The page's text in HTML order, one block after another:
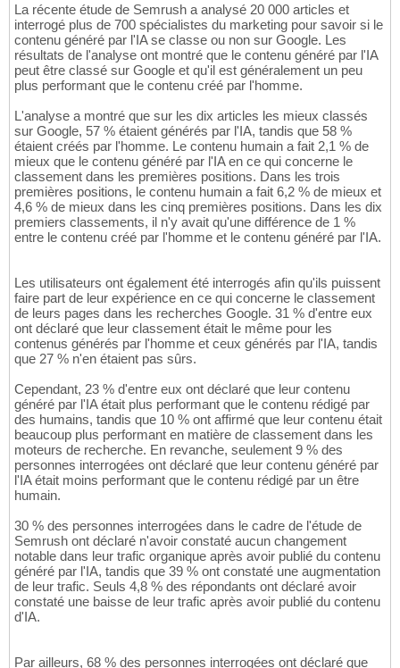
La récente étude de Semrush a analysé 20 000 articles et
interrogé plus de 700 spécialistes du marketing pour savoir si le
contenu généré par l'IA se classe ou non sur Google. Les
résultats de l'analyse ont montré que le contenu généré par l'IA
peut être classé sur Google et qu'il est généralement un peu
plus performant que le contenu créé par l'homme.
L'analyse a montré que sur les dix articles les mieux classés
sur Google, 57 % étaient générés par l'IA, tandis que 58 %
étaient créés par l'homme. Le contenu humain a fait 2,1 % de
mieux que le contenu généré par l'IA en ce qui concerne le
classement dans les premières positions. Dans les trois
premières positions, le contenu humain a fait 6,2 % de mieux et
4,6 % de mieux dans les cinq premières positions. Dans les dix
premiers classements, il n'y avait qu'une différence de 1 %
entre le contenu créé par l'homme et le contenu généré par l'IA.
Les utilisateurs ont également été interrogés afin qu'ils puissent
faire part de leur expérience en ce qui concerne le classement
de leurs pages dans les recherches Google. 31 % d'entre eux
ont déclaré que leur classement était le même pour les
contenus générés par l'homme et ceux générés par l'IA, tandis
que 27 % n'en étaient pas sûrs.
Cependant, 23 % d'entre eux ont déclaré que leur contenu
généré par l'IA était plus performant que le contenu rédigé par
des humains, tandis que 10 % ont affirmé que leur contenu était
beaucoup plus performant en matière de classement dans les
moteurs de recherche. En revanche, seulement 9 % des
personnes interrogées ont déclaré que leur contenu généré par
l'IA était moins performant que le contenu rédigé par un être
humain.
30 % des personnes interrogées dans le cadre de l'étude de
Semrush ont déclaré n'avoir constaté aucun changement
notable dans leur trafic organique après avoir publié du contenu
généré par l'IA, tandis que 39 % ont constaté une augmentation
de leur trafic. Seuls 4,8 % des répondants ont déclaré avoir
constaté une baisse de leur trafic après avoir publié du contenu
d'IA.
Par ailleurs, 68 % des personnes interrogées ont déclaré que